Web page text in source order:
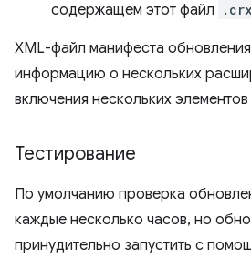
содержащем этот файл
.crx
XML-файл манифеста
информацию о нескольких
включения нескольких элементов
Тестирование
По умолчанию проверка
каждые несколько часов, но
принудительно запустить с